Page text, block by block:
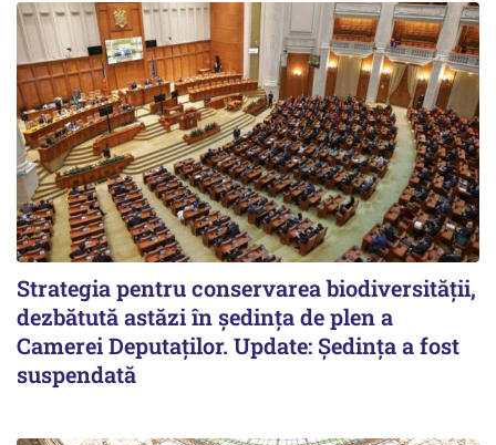
Strategia pentru conservarea biodiversității,
dezbătută astăzi în ședința de plen a
Camerei Deputaților. Update: Ședința a fost
suspendată